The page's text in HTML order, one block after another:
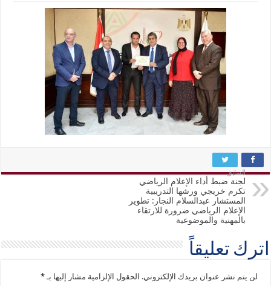
السابق
لجنة ضبط أداء الإعلام الرياضي
تكرم خريجي ورشها التدريبية
المستشار عبدالسلام النجار: تطوير
الإعلام الرياضي ضرورة للارتقاء
بالمهنية والموضوعية
اترك تعليقاً
لن يتم نشر عنوان بريدك الإلكتروني. الحقول الإلزامية مشار إليها بـ*